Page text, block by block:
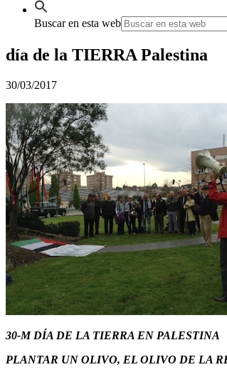
Buscar en esta web
día de la TIERRA Palestina
30/03/2017
30-M DÍA DE LA TIERRA EN PALESTINA
PLANTAR UN OLIVO, EL OLIVO DE LA